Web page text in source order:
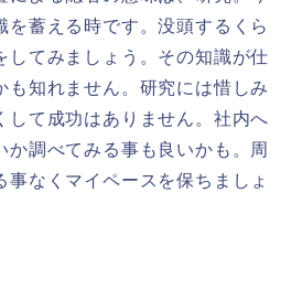
を蓄える時です。没頭するくら
してみましょう。その知識が仕
も知れません。研究には惜しみ
して成功はありません。社内へ
か調べてみる事も良いかも。周
事なくマイペースを保ちましょ